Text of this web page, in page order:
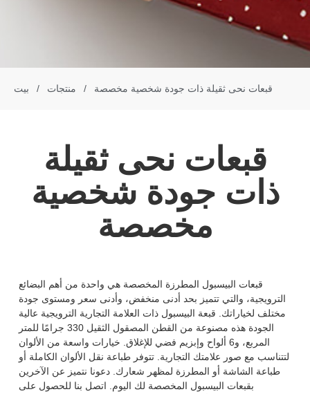
بيت / منتجات / قبعات نحى ثقيلة ذات جودة شخصية مخصصة
قبعات نحى ثقيلة
ذات جودة شخصية
مخصصة
قبعات البيسبول المطرزة المخصصة هي واحدة من أهم البضائع
الترويجية، والتي تتميز بحد أدنى منخفض، وأدنى سعر ومستوى جودة
مختلف لخياراتك. قبعة البيسبول ذات العلامة التجارية الترويجية عالية
الجودة هذه مصنوعة من القطن المصقول الثقيل 330 جرامًا للمتر
المربع، و6 ألواح وإبزيم فضي للإغلاق. خيارات واسعة من الألوان
لتتناسب مع صور علامتك التجارية. تتوفر طباعة نقل الألوان الكاملة أو
طباعة الشاشة أو المطرزة لمظهر شعارك. دعونا نتميز عن الآخرين
بقبعات البيسبول المخصصة لك اليوم. اتصل بنا للحصول على